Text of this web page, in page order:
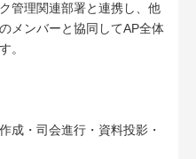
管理関連部署と連携し、他
メンバーと協同してAP全体
。
成・司会進行・資料投影・